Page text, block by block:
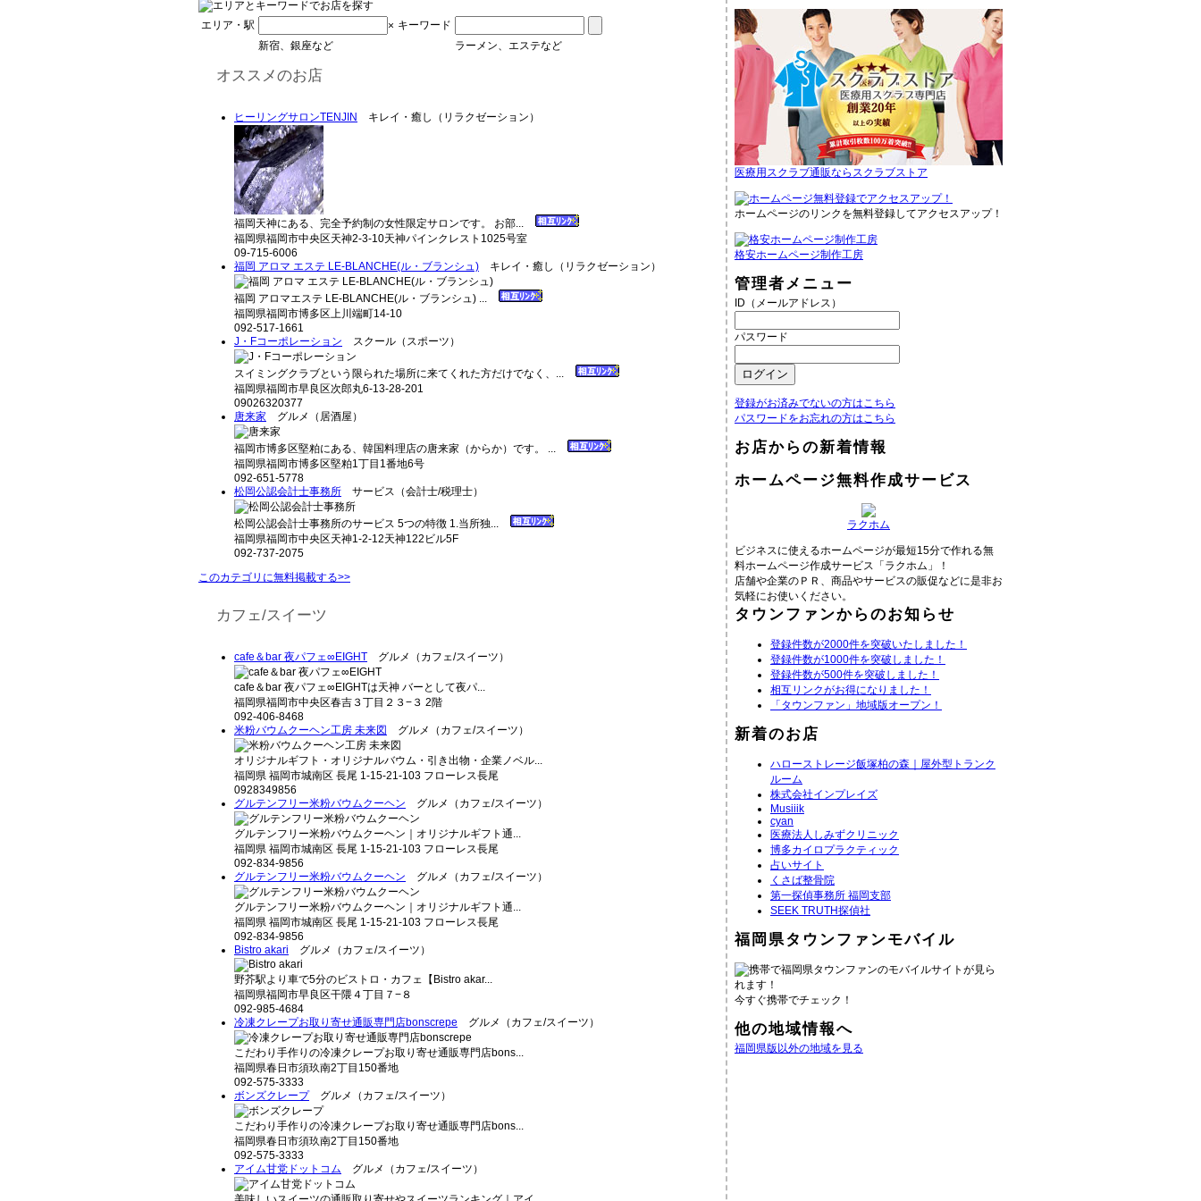
エリア・駅 × キーワード
新宿、銀座など
ラーメン、エステなど
オススメのお店
ヒーリングサロンTENJIN キレイ・癒し（リラクゼーション）
福岡天神にある、完全予約制の女性限定サロンです。 お部...
福岡県福岡市中央区天神2-3-10天神パインクレスト1025号室
09-715-6006
福岡 アロマ エステ LE-BLANCHE(ル・ブランシュ) キレイ・癒し（リラクゼーション）
福岡 アロマエステ LE-BLANCHE(ル・ブランシュ) ...
福岡県福岡市博多区上川端町14-10
092-517-1661
J・Fコーポレーション スクール（スポーツ）
スイミングクラブという限られた場所に来てくれた方だけでなく、...
福岡県福岡市早良区次郎丸6-13-28-201
09026320377
唐来家 グルメ（居酒屋）
福岡市博多区堅粕にある、韓国料理店の唐来家（からか）です。 ...
福岡県福岡市博多区堅粕1丁目1番地6号
092-651-5778
松岡公認会計士事務所 サービス（会計士/税理士）
松岡公認会計士事務所のサービス 5つの特徴 1.当所独...
福岡県福岡市中央区天神1-2-12天神122ビル5F
092-737-2075
このカテゴリに無料掲載する>>
カフェ/スイーツ
cafe＆bar 夜パフェ∞EIGHT グルメ（カフェ/スイーツ）
cafe＆bar 夜パフェ∞EIGHTは天神 バーとして夜パ...
福岡県福岡市中央区春吉３丁目２３−３ 2階
092-406-8468
米粉バウムクーヘン工房 未来図
グルメ（カフェ/スイーツ）
オリジナルギフト・オリジナルバウム・引き出物・企業ノベル...
福岡県 福岡市城南区 長尾 1-15-21-103 フローレス長尾
0928349856
グルテンフリー米粉バウムクーヘン グルメ（カフェ/スイーツ）
グルテンフリー米粉バウムクーヘン｜オリジナルギフト通...
福岡県 福岡市城南区 長尾 1-15-21-103 フローレス長尾
092-834-9856
グルテンフリー米粉バウムクーヘン グルメ（カフェ/スイーツ）
グルテンフリー米粉バウムクーヘン｜オリジナルギフト通...
福岡県 福岡市城南区 長尾 1-15-21-103 フローレス長尾
092-834-9856
Bistro akari グルメ（カフェ/スイーツ）
野芥駅より車で5分のビストロ・カフェ【Bistro akar...
福岡県福岡市早良区干隈４丁目７−８
092-985-4684
冷凍クレープお取り寄せ通販専門店bonscrepe グルメ（カフェ/スイーツ）
こだわり手作りの冷凍クレープお取り寄せ通販専門店bons...
福岡県春日市須玖南2丁目150番地
092-575-3333
ボンズクレープグルメ（カフェ/スイーツ）
こだわり手作りの冷凍クレープお取り寄せ通販専門店bons...
福岡県春日市須玖南2丁目150番地
092-575-3333
アイム甘党ドットコム グルメ（カフェ/スイーツ）
医療用スクラブ通販ならスクラブストア
ホームページのリンクを無料登録してアクセスアップ！
格安ホームページ制作工房
管理者メニュー
ID（メールアドレス）
パスワード
登録がお済みでないの方はこちら
パスワードをお忘れの方はこちら
お店からの新着情報
ホームページ無料作成サービス
ラクホム
ビジネスに使えるホームページが最短15分で作れる無
料ホームページ作成サービス「ラクホム」！
店舗や企業のＰＲ、商品やサービスの販促などに是非お
気軽にお使いください。
タウンファンからのお知らせ
登録件数が2000件を突破いたしました！
登録件数が1000件を突破しました！
登録件数が500件を突破しました！
相互リンクがお得になりました！
「タウンファン」地域版オープン！
新着のお店
ハローストレージ飯塚柏の森｜屋外型トランク
ルーム
株式会社インプレイズ
Musiiik
cyan
医療法人しみずクリニック
博多カイロプラクティック
占いサイト
くさば整骨院
第一探偵事務所 福岡支部
SEEK TRUTH探偵社
福岡県タウンファンモバイル
携帯で福岡県タウンファンのモバイルサイトが見ら
れます！
今すぐ携帯でチェック！
他の地域情報へ
福岡県版以外の地域を見る